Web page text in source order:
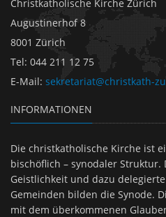
Christkatholische Kirche Zürich
Augustinerhof 8
8001 Zürich
Tel: 044 211 12 75
E-Mail: sekretariat@christkath-
INFORMATIONEN
Die christkatholische Kirche ist
bischöflich – synodaler Struktur.
Geistlichkeit und dazu
Gemeinden bilden die Synode.
mit dem überkommenen